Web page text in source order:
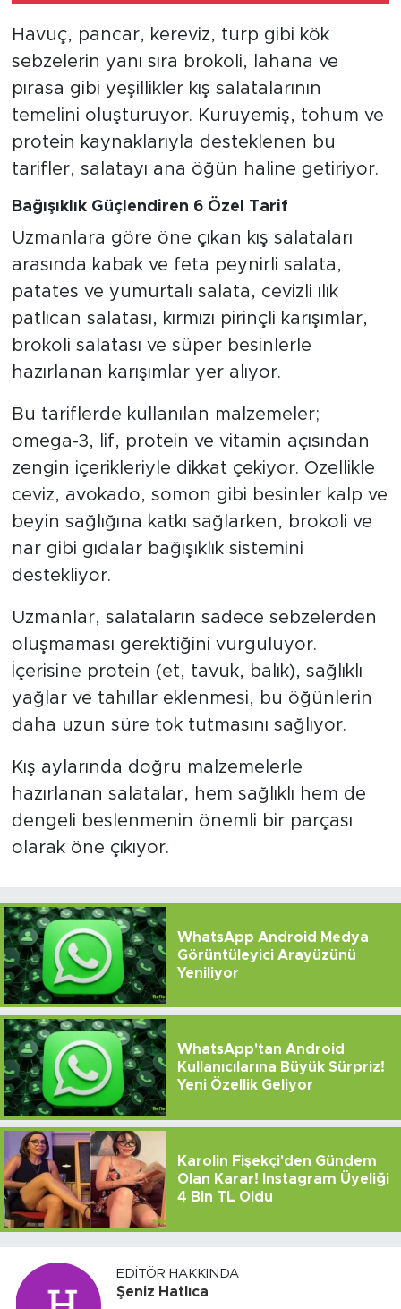
Havuç, pancar, kereviz, turp gibi kök
sebzelerin yanı sıra brokoli, lahana ve
pırasa gibi yeşillikler kış salatalarının
temelini oluşturuyor. Kuruyemiş, tohum ve
protein kaynaklarıyla desteklenen bu
tarifler, salatayı ana öğün haline getiriyor.
Bağışıklık Güçlendiren 6 Özel Tarif
Uzmanlara göre öne çıkan kış salataları
arasında kabak ve feta peynirli salata,
patates ve yumurtalı salata, cevizli ılık
patlıcan salatası, kırmızı pirinçli karışımlar,
brokoli salatası ve süper besinlerle
hazırlanan karışımlar yer alıyor.
Bu tariflerde kullanılan malzemeler;
omega-3, lif, protein ve vitamin açısından
zengin içerikleriyle dikkat çekiyor. Özellikle
ceviz, avokado, somon gibi besinler kalp ve
beyin sağlığına katkı sağlarken, brokoli ve
nar gibi gıdalar bağışıklık sistemini
destekliyor.
Uzmanlar, salataların sadece sebzelerden
oluşmaması gerektiğini vurguluyor.
İçerisine protein (et, tavuk, balık), sağlıklı
yağlar ve tahıllar eklenmesi, bu öğünlerin
daha uzun süre tok tutmasını sağlıyor.
Kış aylarında doğru malzemelerle
hazırlanan salatalar, hem sağlıklı hem de
dengeli beslenmenin önemli bir parçası
olarak öne çıkıyor.
WhatsApp Android Medya
Görüntüleyici Arayüzünü
Yeniliyor
WhatsApp'tan Android
Kullanıcılarına Büyük Sürpriz!
Yeni Özellik Geliyor
Karolin Fişekçi'den Gündem
Olan Karar! Instagram Üyeliği
4 Bin TL Oldu
EDITÖR HAKKINDA
Şeniz Hatlıca